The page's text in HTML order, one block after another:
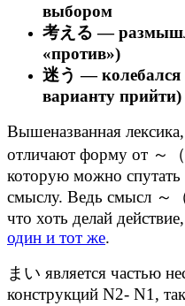
выбором
考える —
«против»)
迷う — колебался
варианту прийти)
Вышеназванная
отличают форму от ～
которую можно
смыслу. Ведь смысл ～
что хоть делай
один и тот же.
まい является частью
конструкций N2- N1,